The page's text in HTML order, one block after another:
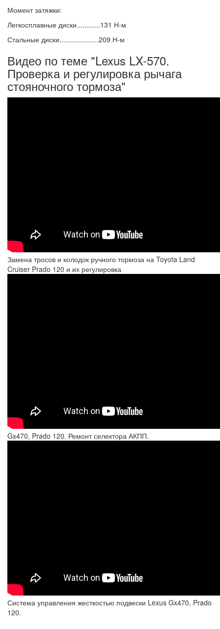
Момент затяжки:
Легкосплавные диски............131 Н-м
Стальные диски....................209 Н-м
Видео по теме "Lexus LX-570.
Проверка и регулировка рычага
стояночного тормоза"
Замена тросов и колодок ручного тормоза на Toyota Land
Cruiser Prado 120 и их регулировка
Gx470, Prado 120. Ремонт селектора АКПП.
Система управления жесткостью подвески Lexus Gx470, Prado
120.